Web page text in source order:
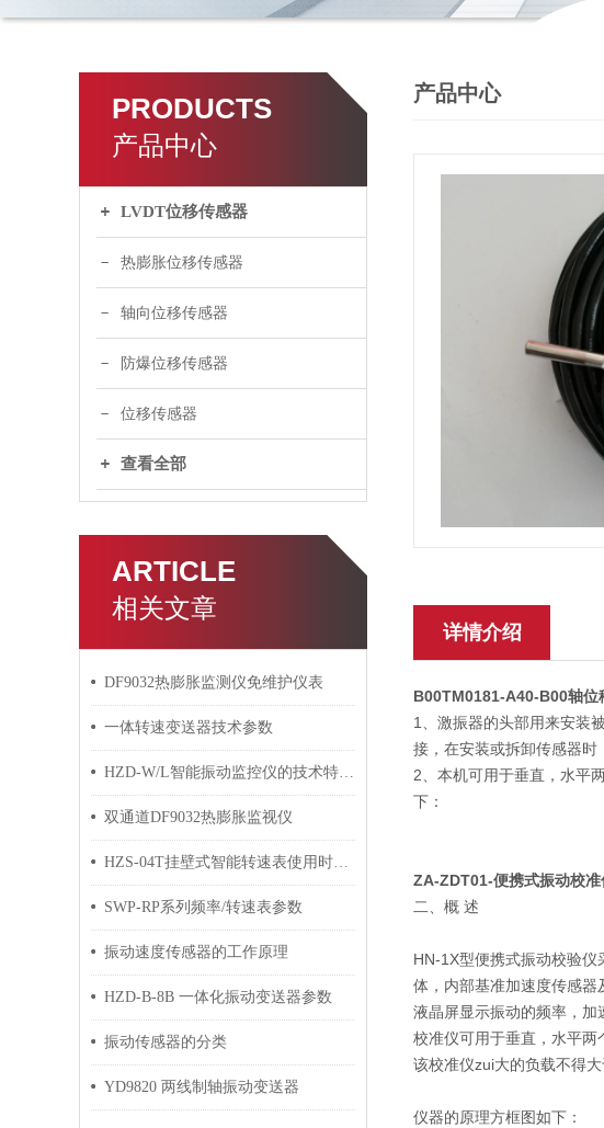
PRODUCTS
产品中心
LVDT位移传感器
热膨胀位移传感器
轴向位移传感器
防爆位移传感器
位移传感器
查看全部
ARTICLE
相关文章
DF9032热膨胀监测仪免维护仪表
一体转速变送器技术参数
HZD-W/L智能振动监控仪的技术特点介绍
双通道DF9032热膨胀监视仪
HZS-04T挂壁式智能转速表使用时的注意事项
SWP-RP系列频率/转速表参数
振动速度传感器的工作原理
HZD-B-8B 一体化振动变送器参数
振动传感器的分类
YD9820 两线制轴振动变送器
产品中心
详情介绍
B00TM0181-A40-B00轴位
1、激振器的头部用来安装
接，在安装或拆卸传感器时
2、本机可用于垂直，水平
下：
ZA-ZDT01-便携式振动校准
二、概 述
HN-1X型便携式振动校验
体，内部基准加速度传感器
液晶屏显示振动的频率，加
校准仪可用于垂直，水平两
该校准仪zui大的负载不得大
仪器的原理方框图如下：